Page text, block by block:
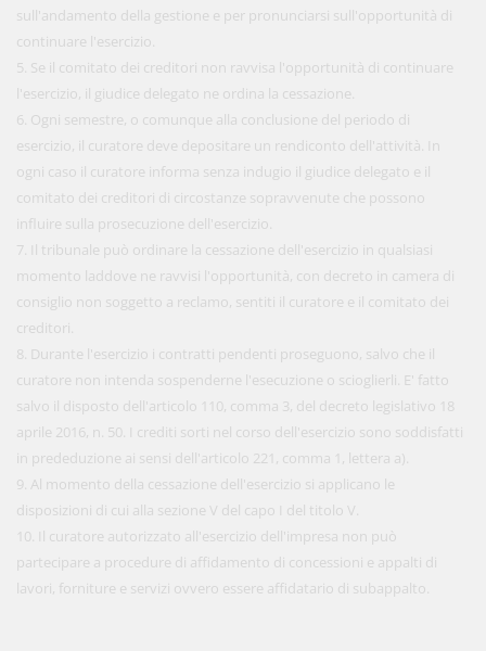
sull'andamento della gestione e per pronunciarsi sull'opportunità di
continuare l'esercizio.
5. Se il comitato dei creditori non ravvisa l'opportunità di continuare
l'esercizio, il giudice delegato ne ordina la cessazione.
6. Ogni semestre, o comunque alla conclusione del periodo di
esercizio, il curatore deve depositare un rendiconto dell'attività. In
ogni caso il curatore informa senza indugio il giudice delegato e il
comitato dei creditori di circostanze sopravvenute che possono
influire sulla prosecuzione dell'esercizio.
7. Il tribunale può ordinare la cessazione dell'esercizio in qualsiasi
momento laddove ne ravvisi l'opportunità, con decreto in camera di
consiglio non soggetto a reclamo, sentiti il curatore e il comitato dei
creditori.
8. Durante l'esercizio i contratti pendenti proseguono, salvo che il
curatore non intenda sospenderne l'esecuzione o scioglierli. E' fatto
salvo il disposto dell'articolo 110, comma 3, del decreto legislativo 18
aprile 2016, n. 50. I crediti sorti nel corso dell'esercizio sono soddisfatti
in prededuzione ai sensi dell'articolo 221, comma 1, lettera a).
9. Al momento della cessazione dell'esercizio si applicano le
disposizioni di cui alla sezione V del capo I del titolo V.
10. Il curatore autorizzato all'esercizio dell'impresa non può
partecipare a procedure di affidamento di concessioni e appalti di
lavori, forniture e servizi ovvero essere affidatario di subappalto.